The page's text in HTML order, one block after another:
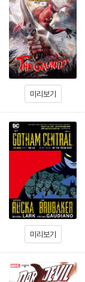
미리보기
미리보기